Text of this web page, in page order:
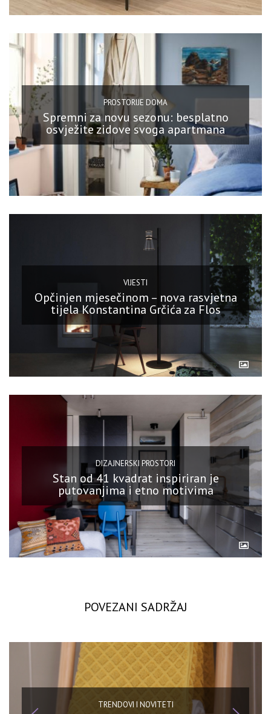
PROSTORIJE DOMA
Spremni za novu sezonu: besplatno
osvježite zidove svoga apartmana
VIJESTI
Opčinjen mjesečinom – nova rasvjetna
tijela Konstantina Grčića za Flos
DIZAJNERSKI PROSTORI
Stan od 41 kvadrat inspiriran je
putovanjima i etno motivima
POVEZANI SADRŽAJ
TRENDOVI I NOVITETI